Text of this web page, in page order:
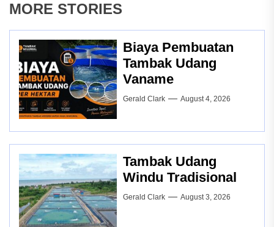
MORE STORIES
Biaya Pembuatan
Tambak Udang
Vaname
Gerald Clark August 4, 2026
Tambak Udang
Windu Tradisional
Gerald Clark August 3, 2026